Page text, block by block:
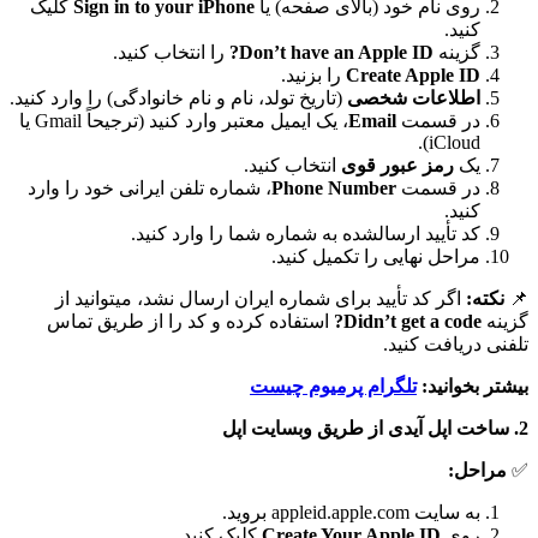
روی نام خود (بالای صفحه) یا Sign in to your iPhone کلیک
کنید.
گزینه Don’t have an Apple ID?
را انتخاب کنید.
Create Apple ID را بزنید.
اطلاعات شخصی (تاریخ تولد، نام و نام خانوادگی) را وارد کنید.
در قسمت Email
، یک ایمیل معتبر وارد کنید (ترجیحاً Gmail یا
iCloud).
یک رمز عبور قوی انتخاب کنید.
در قسمت Phone Number، شماره تلفن ایرانی خود را وارد
کنید.
کد تأیید ارسالشده به شماره شما را وارد کنید.
مراحل نهایی را تکمیل کنید.
📌 نکته: اگر کد تأیید برای شماره ایران ارسال نشد، میتوانید از
گزینه Didn’t get a code?
استفاده کرده و کد را از طریق تماس
تلفنی دریافت کنید.
بیشتر بخوانید:تلگرام پرمیوم چیست
2. ساخت اپل آیدی از طریق وبسایت اپل
✅ مراحل:
به سایت appleid.apple.com بروید.